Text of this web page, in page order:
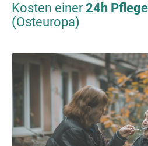
Kosten einer24h
(Osteuropa)